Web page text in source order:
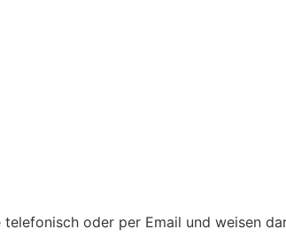
oder per Email und weisen